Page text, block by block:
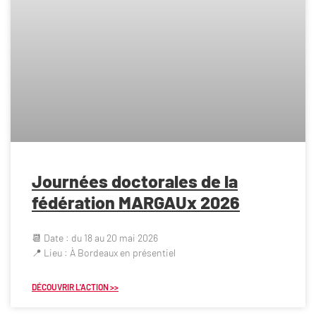
Journées doctorales de la
fédération MARGAUx 2026
📆 Date : du 18 au 20 mai 2026
📍 Lieu : À Bordeaux en présentiel
DÉCOUVRIR L'ACTION >>